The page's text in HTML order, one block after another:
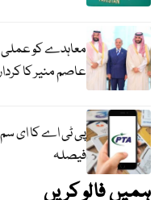
معاہدے کو
عاصم منیر کا
پی ٹی اے کا ای سم
فیصلہ
ہمیں فالو کریں